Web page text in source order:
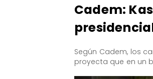
Cadem:
Según Cadem, los
proyecta que en un